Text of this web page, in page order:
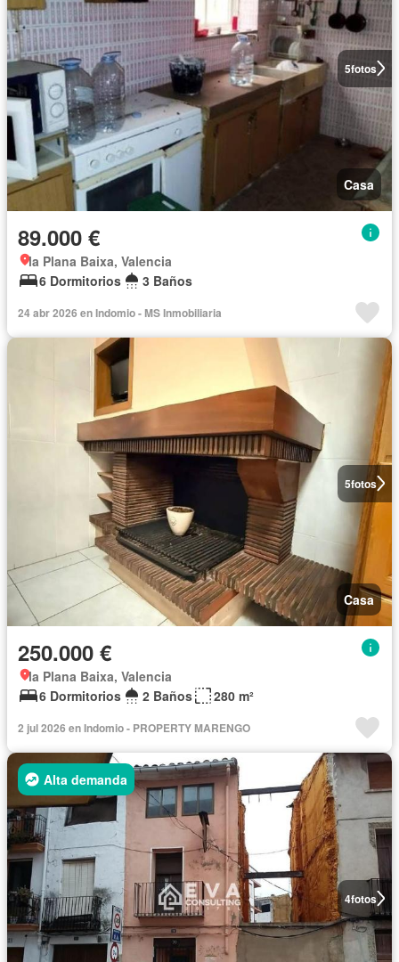
5fotos
Casa
89.000 €
la Plana Baixa, Valencia
6 Dormitorios
3 Baños
24 abr 2026 en Indomio - MS Inmobiliaria
5fotos
Casa
250.000 €
la Plana Baixa, Valencia
6 Dormitorios
2 Baños 280 m²
2 jul 2026 en Indomio - PROPERTY MARENGO
4fotos
Alta demanda